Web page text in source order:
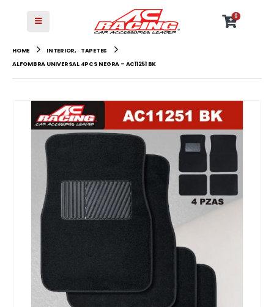
0
HOME INTERIOR,
TAPETES
ALFOMBRA UNIVERSAL 4PCS NEGRA – AC11251 BK